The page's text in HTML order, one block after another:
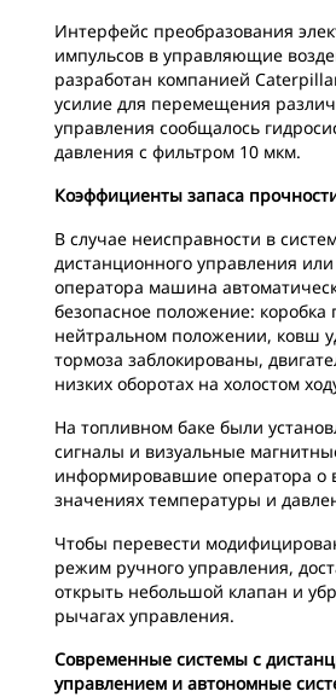
Интерфейс преобразования
импульсов в управляющие
разработан компанией
усилие для перемещения
управления сообщалось
давления с фильтром 10 мкм.
Коэффициенты запаса
В случае неисправности в
дистанционного управления
оператора машина
безопасное положение: коробка
нейтральном положении, ковш
тормоза заблокированы,
низких оборотах на холостом
На топливном баке были
сигналы и визуальные
информировавшие оператора о
значениях температуры и
Чтобы перевести
режим ручного управления,
открыть небольшой клапан и
рычагах управления.
Современные системы с
управлением и автономные